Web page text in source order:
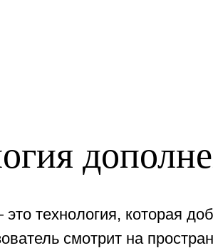
технология, которая
смотрит на